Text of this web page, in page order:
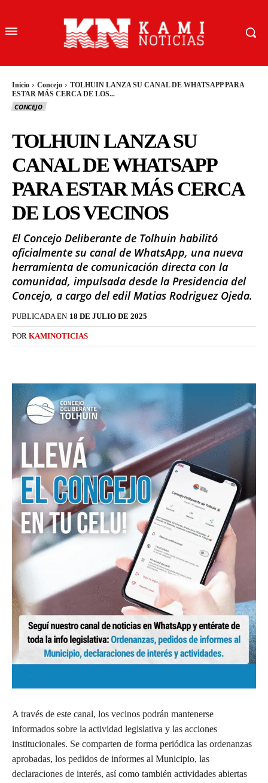
Inicio Concejo
TOLHUIN LANZA SU CANAL DE WHATSAPP PARA
ESTAR MÁS CERCA DE LOS...
CONCEJO
TOLHUIN LANZA SU
CANAL DE WHATSAPP
PARA ESTAR MÁS CERCA
DE LOS VECINOS
El Concejo Deliberante de Tolhuin habilitó
oficialmente su canal de WhatsApp, una nueva
herramienta de comunicación directa con la
comunidad, impulsada desde la Presidencia del
Concejo, a cargo del edil Matias Rodriguez Ojeda.
PUBLICADA EN 18 DE JULIO DE 2025
POR KAMINOTICIAS
A través de este canal, los vecinos podrán mantenerse
informados sobre la actividad legislativa y las acciones
institucionales. Se comparten de forma periódica las ordenanzas
aprobadas, los pedidos de informes al Municipio, las
declaraciones de interés, así como también actividades abiertas